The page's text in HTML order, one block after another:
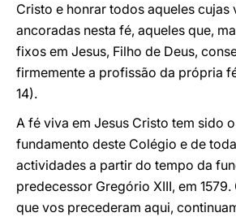
Cristo e honrar todos aqueles cujas
ancoradas nesta fé, aqueles que,
fixos em Jesus, Filho de Deus,
firmemente a profissão da própria
14).
A fé viva em Jesus Cristo tem sido
fundamento deste Colégio e de
actividades a partir do tempo da
predecessor Gregório XIII, em 1579.
que vos precederam aqui,